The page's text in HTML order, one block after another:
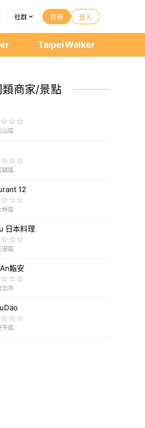
社群 註冊 登入
TaipeiWalker
類商家/景點
山區
鎮區
12
林區
日本料理
安區
鮨安
北市
平區